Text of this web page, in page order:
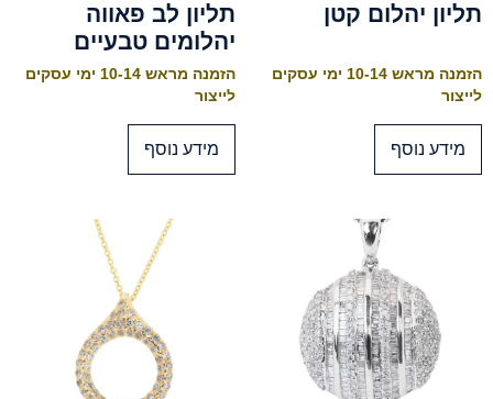
תליון יהלום קטן
הזמנה מראש 10-14 ימי עסקים
לייצור
מידע נוסף
תליון לב פאווה
יהלומים טבעיים
הזמנה מראש 10-14 ימי עסקים
לייצור
מידע נוסף